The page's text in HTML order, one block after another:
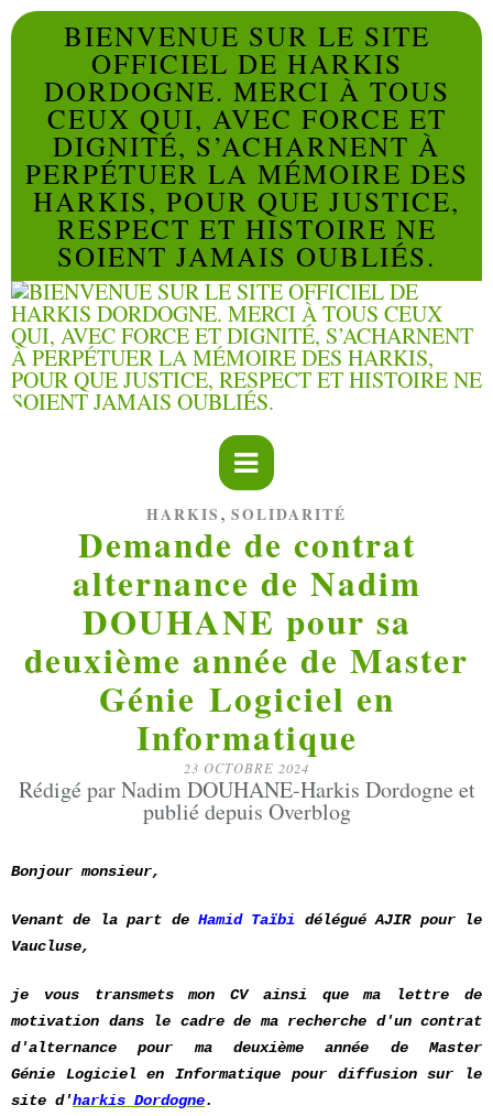
BIENVENUE SUR LE SITE
OFFICIEL DE HARKIS
DORDOGNE. MERCI À TOUS
CEUX QUI, AVEC FORCE ET
DIGNITÉ, S’ACHARNENT À
PERPÉTUER LA MÉMOIRE DES
HARKIS, POUR QUE JUSTICE,
RESPECT ET HISTOIRE NE
SOIENT JAMAIS OUBLIÉS.
HARKIS , SOLIDARITÉ
Demande de contrat
alternance de Nadim
DOUHANE pour sa
deuxième année de Master
Génie Logiciel en
Informatique
23 OCTOBRE 2024
Rédigé par Nadim DOUHANE-Harkis Dordogne et
publié depuis Overblog
Bonjour monsieur,
Venant de la part de Hamid Taïbi délégué AJIR pour le
Vaucluse,
je vous transmets mon CV ainsi que ma lettre de
motivation dans le cadre de ma recherche d'un contrat
d'alternance pour ma deuxième année de Master
Génie Logiciel en Informatique pour diffusion sur le
site d'harkis Dordogne.